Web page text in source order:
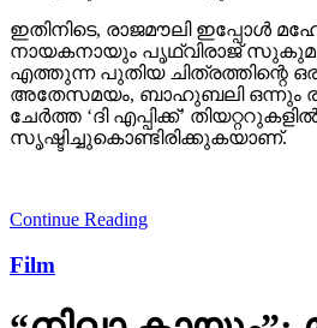
ഇതിനിടെ, രാജമൗലി ഇപ്പോള്‍
നായകനായും പൃഥ്വിരാജ്
എത്തുന്ന പുതിയ ചിത്രത്തിന്റെ
അതേസമയം, ബാഹുബലി ഒന്നും
ചേര്‍ത്ത ‘ദി എപ്പിക്ക്’
സൃഷ്ടിച്ചുകൊണ്ടിരിക്കുകയാണ്.
Continue Reading
Film